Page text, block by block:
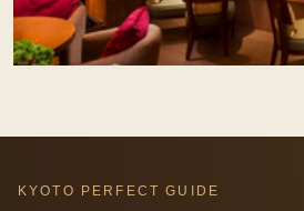
KYOTO PERFECT GUIDE